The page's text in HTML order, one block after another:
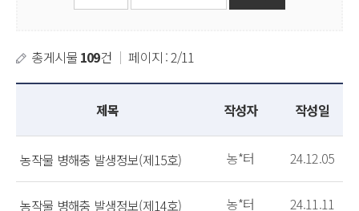
총게시물 109건 ｜ 페이지 : 2/11
제목 작성자 작성일
농작물 병해충 발생정보(제15호) 농*터 24.12.05
농작물 병해충 발생정보(제14호) 농*터 24.11.11